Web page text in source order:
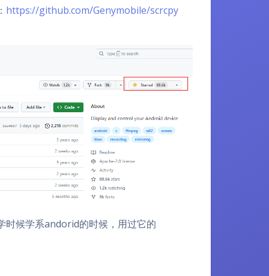
https://github.com/Genymobile/scrcpy
时候学系andorid的时候，用过它的